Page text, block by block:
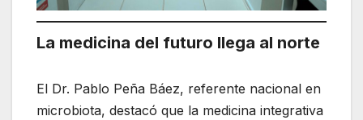
La medicina del futuro llega al norte
El Dr. Pablo Peña Báez, referente nacional en
microbiota, destacó que la medicina integrativa